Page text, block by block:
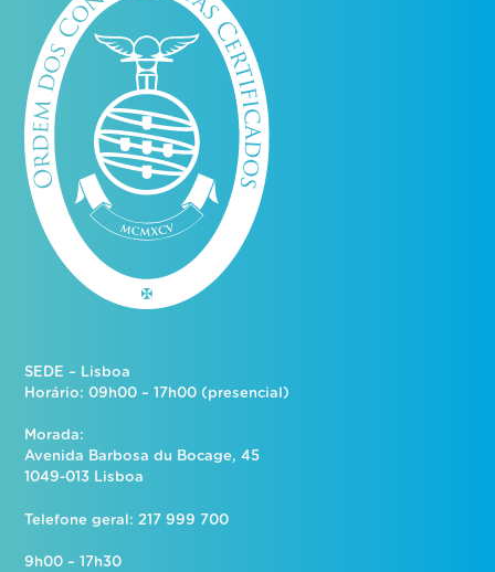
SEDE – Lisboa
Horário: 09h00 – 17h00 (presencial)
Morada:
Avenida Barbosa du Bocage, 45
1049-013 Lisboa
Telefone geral: 217 999 700
9h00 – 17h30